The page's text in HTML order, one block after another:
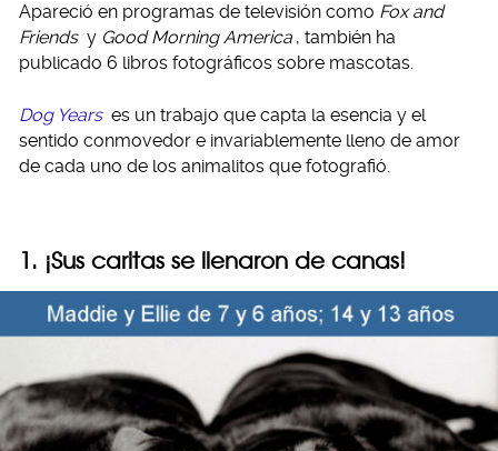
Apareció en programas de televisión como Fox and
Friends yGood Morning America , también ha
publicado 6 libros fotográficos sobre mascotas.
Dog Years es un trabajo que capta la esencia y el
sentido conmovedor e invariablemente lleno de amor
de cada uno de los animalitos que fotografió.
1. ¡Sus caritas se llenaron de canas!